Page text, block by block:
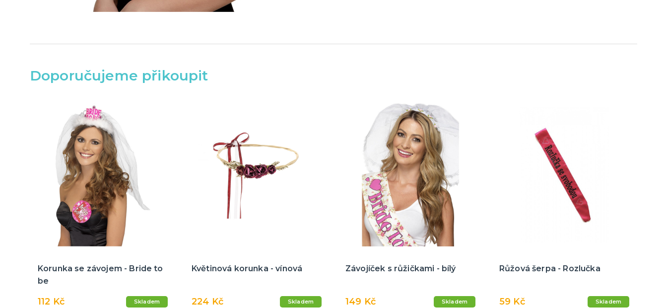
Doporučujeme přikoupit
Korunka se závojem - Bride to
be
112 Kč Skladem
Květinová korunka - vínová
224 Kč Skladem
Závojíček s růžičkami - bílý
149 Kč Skladem
Růžová šerpa - Rozlučka
59 Kč Skladem